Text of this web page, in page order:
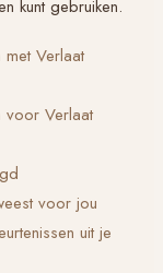
kunt gebruiken.
Verlaat
voor Verlaat
voor jou
uit je